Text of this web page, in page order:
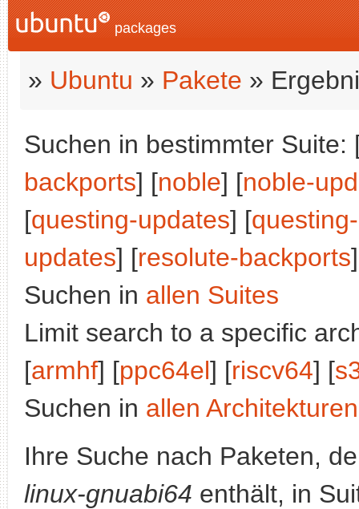
packages
» Ubuntu » Pakete »
Suchen in bestimmter Suite:
backports] [noble] [noble-
[questing-updates] [
updates] [resolute-backports
Suchen in allen Suites
Limit search to a specific
[armhf] [ppc64el] [riscv64] [
Suchen in allen Architekturen
Ihre Suche nach Paketen,
linux-gnuabi64 enthält, in